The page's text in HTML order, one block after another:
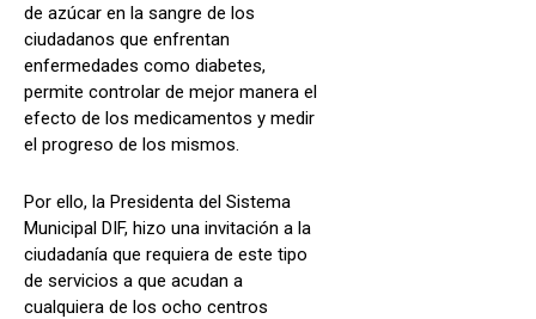
de azúcar en la sangre de los
ciudadanos que enfrentan
enfermedades como diabetes,
permite controlar de mejor manera el
efecto de los medicamentos y medir
el progreso de los mismos.
Por ello, la Presidenta del Sistema
Municipal DIF, hizo una invitación a la
ciudadanía que requiera de este tipo
de servicios a que acudan a
cualquiera de los ocho centros